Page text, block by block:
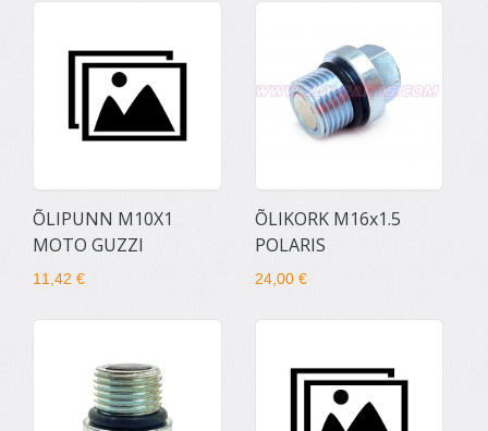
ÕLIPUNN M10X1
MOTO GUZZI
11,42 €
ÕLIKORK M16x1.5
POLARIS
24,00 €